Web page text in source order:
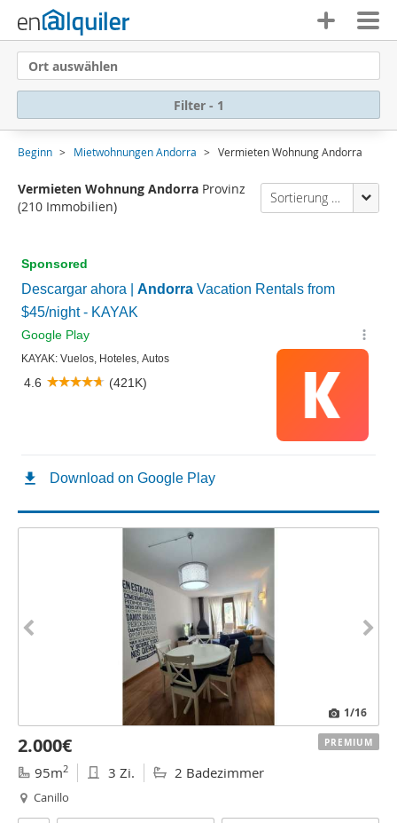
Ort auswählen
Filter - 1
Beginn Mietwohnungen Andorra Vermieten Wohnung Andorra
Vermieten Wohnung Andorra Provinz
(210 Immobilien)
Sortierung Enalquiler
1/16
2.000€
95m2 3 Zi. 2 Badezimmer
Canillo
PREMIUM